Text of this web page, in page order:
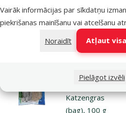
Vairāk informācijas par sīkdatņu
piekrišanas mainīšanu vai atcelšanu
Noraidīt
Atļaut
Pielāgot izvēli
Noliktavā
Katzengras
(bag), 100 g